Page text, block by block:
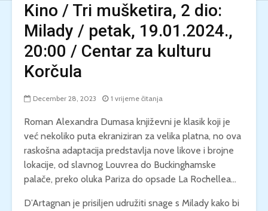
Kino / Tri mušketira, 2 dio:
Milady / petak, 19.01.2024.,
20:00 / Centar za kulturu
Korčula
December 28, 2023 1 vrijeme čitanja
Roman Alexandra Dumasa književni je klasik koji je
već nekoliko puta ekraniziran za velika platna, no ova
raskošna adaptacija predstavlja nove likove i brojne
lokacije, od slavnog Louvrea do Buckinghamske
palače, preko oluka Pariza do opsade La Rochellea…
D’Artagnan je prisiljen udružiti snage s Milady kako bi